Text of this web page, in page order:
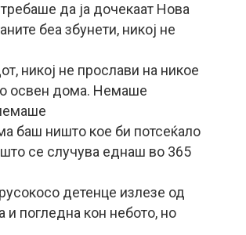
да ја дочекаат Нова
беа збунети, никој не
никој не прослави на никое
освен дома. Немаше
баш ништо кое би потсеќало
се случува еднаш во 365
детенце излезе од
и погледна кон небото, но